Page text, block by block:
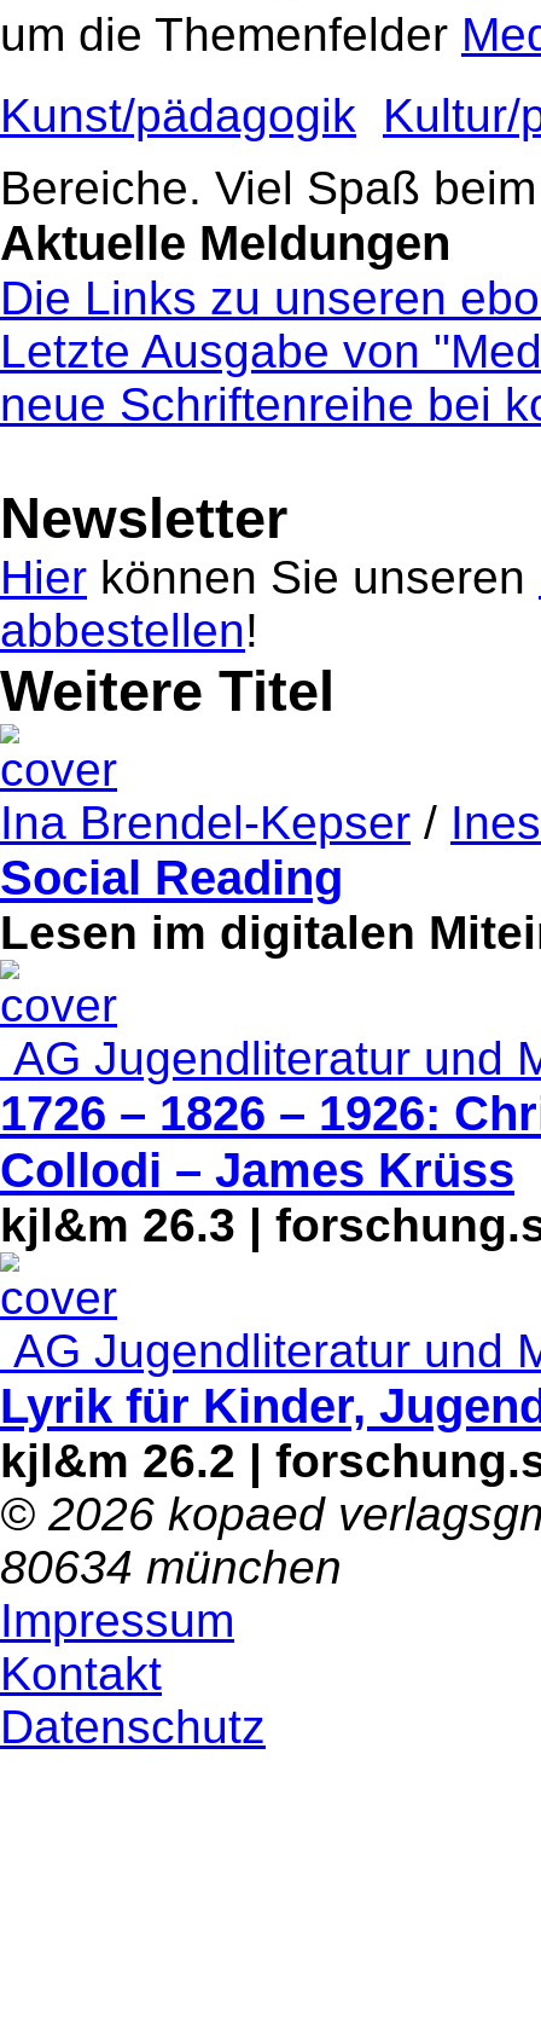
um die Themenfelder
Kunst/pädagogik
Kultur/
Bereiche. Viel Spaß
Aktuelle Meldungen
Die Links zu unseren
Letzte Ausgabe von
neue Schriftenreihe bei
Newsletter
Hier können Sie unseren
abbestellen!
Weitere Titel
Ina Brendel-Kepser /
Social Reading
Lesen im digitalen
AG Jugendliteratur und
1726 – 1826 – 1926:
Collodi – James Krüss
kjl&m 26.3 |
AG Jugendliteratur und
Lyrik für Kinder,
kjl&m 26.2 |
© 2026 kopaed
80634 münchen
Impressum
Kontakt
Datenschutz